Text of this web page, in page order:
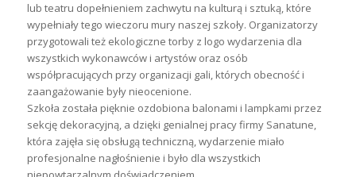
lub teatru dopełnieniem zachwytu na kulturą i sztuką, które
wypełniały tego wieczoru mury naszej szkoły. Organizatorzy
przygotowali też ekologiczne torby z logo wydarzenia dla
wszystkich wykonawców i artystów oraz osób
współpracujących przy organizacji gali, których obecność i
zaangażowanie były nieocenione.
Szkoła została pięknie ozdobiona balonami i lampkami przez
sekcję dekoracyjną, a dzięki genialnej pracy firmy Sanatune,
która zajęła się obsługą techniczną, wydarzenie miało
profesjonalne nagłośnienie i było dla wszystkich